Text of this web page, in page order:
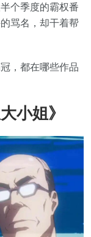
个季度的霸权番
骂名，却干着帮
，都在哪些作品
小姐》